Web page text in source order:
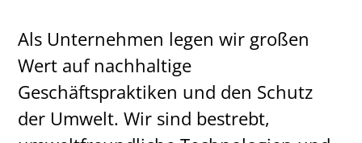
Als Unternehmen legen wir großen
Wert auf nachhaltige
Geschäftspraktiken und den Schutz
der Umwelt. Wir sind bestrebt,